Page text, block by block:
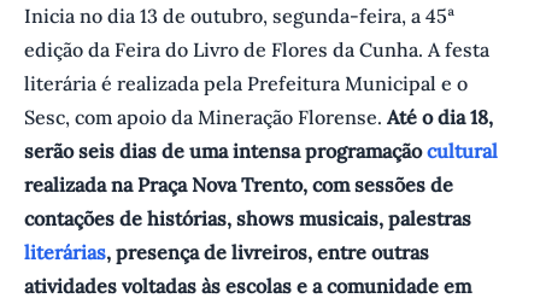
Inicia no dia 13 de outubro, segunda-feira, a 45ª
edição da Feira do Livro de Flores da Cunha. A festa
literária é realizada pela Prefeitura Municipal e o
Sesc, com apoio da Mineração Florense. Até o dia 18,
serão seis dias de uma intensa programaçãocultural
realizada na Praça Nova Trento, com sessões de
contações de histórias, shows musicais, palestras
literárias, presença de livreiros, entre outras
atividades voltadas às escolas e a comunidade em